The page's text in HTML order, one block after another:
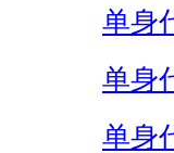
单身
单身
单身